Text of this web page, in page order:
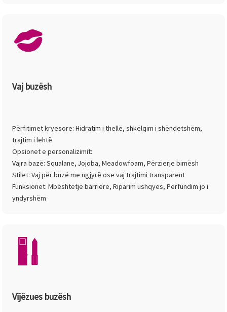
Vaj buzësh
Përfitimet kryesore: Hidratim i thellë, shkëlqim i shëndetshëm,
trajtim i lehtë
Opsionet e personalizimit:
Vajra bazë: Squalane, Jojoba, Meadowfoam, Përzierje bimësh
Stilet: Vaj për buzë me ngjyrë ose vaj trajtimi transparent
Funksionet: Mbështetje barriere, Riparim ushqyes, Përfundim jo i
yndyrshëm
Vijëzues buzësh